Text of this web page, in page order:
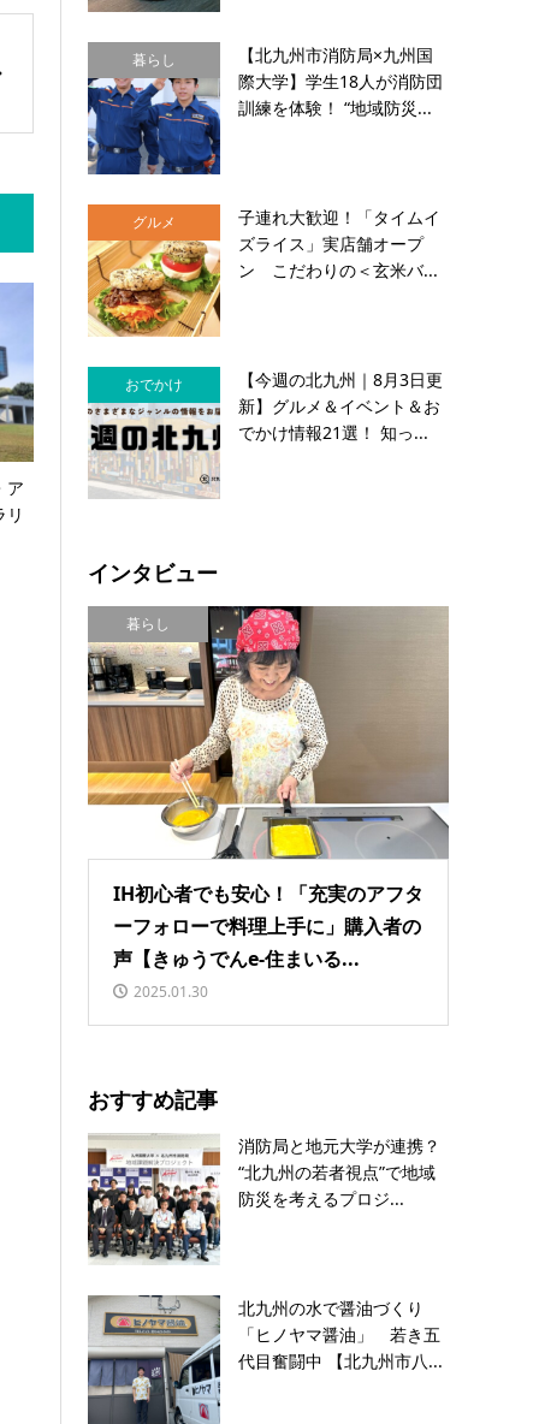
ア
リ
暮らし
【北九州市消防局×九州国
際大学】学生18人が消防団
訓練を体験！ “地域防災...
グルメ
子連れ大歓迎！「タイムイ
ズライス」実店舗オープ
ン こだわりの＜玄米バ...
おでかけ
【今週の北九州｜8月3日更
新】グルメ＆イベント＆お
でかけ情報21選！ 知っ...
インタビュー
暮らし
IH初心者でも安心！「充実のアフタ
ーフォローで料理上手に」購入者の
声【きゅうでんe-住まいる...
2025.01.30
おすすめ記事
消防局と地元大学が連携？
“北九州の若者視点”で地域
防災を考えるプロジ...
北九州の水で醤油づくり
「ヒノヤマ醤油」 若き五
代目奮闘中 【北九州市八...